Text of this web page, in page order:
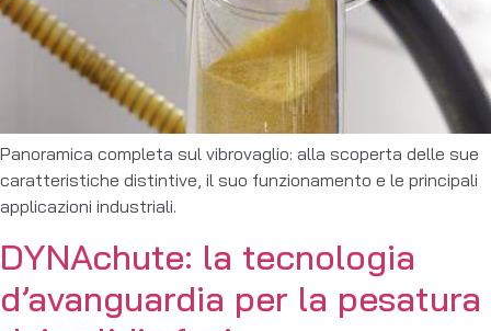
Panoramica completa sul vibrovaglio: alla scoperta delle sue
caratteristiche distintive, il suo funzionamento e le principali
applicazioni industriali.
DYNAchute: la tecnologia
d’avanguardia per la pesatura